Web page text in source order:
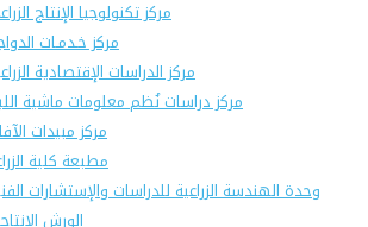
مركز تكنولوجيا الإنتاج
مركز خـدمـات
مركز الدراسات الإقتصادية
مركز دراسات نُظم معلومات ماشية
مركز مبيدات
مطبعة كلية
وحدة الهندسة الزراعية للدراسات والإستشارات
الورش